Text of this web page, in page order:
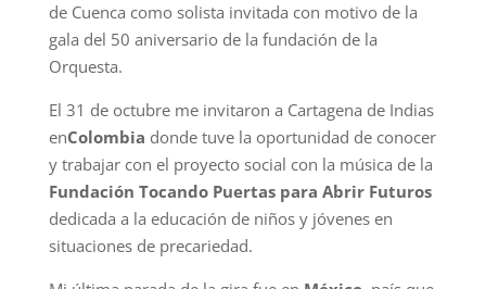
de Cuenca como solista invitada con motivo de la
gala del 50 aniversario de la fundación de la
Orquesta.
El 31 de octubre me invitaron a Cartagena de Indias
enColombia donde tuve la oportunidad de conocer
y trabajar con el proyecto social con la música de la
Fundación Tocando Puertas para Abrir Futuros
dedicada a la educación de niños y jóvenes en
situaciones de precariedad.